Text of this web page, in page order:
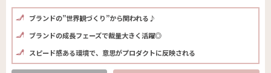
ブランドの”世界観づくり”から関われる♪
ブランドの成長フェーズで裁量大きく活躍◎
スピード感ある環境で、意思がプロダクトに反映される